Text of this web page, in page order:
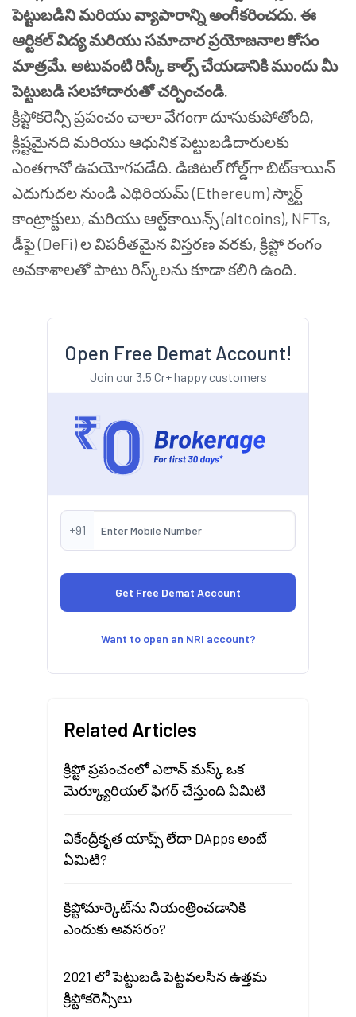
పెట్టుబడిని మరియు వ్యాపారాన్ని అంగీకరించదు. ఈ
ఆర్టికల్ విద్య మరియు సమాచార ప్రయోజనాల కోసం
మాత్రమే. అటువంటి రిస్కీ కాల్స్ చేయడానికి ముందు మీ
పెట్టుబడి సలహాదారుతో చర్చించండి.
క్రిప్టోకరెన్సీ ప్రపంచం చాలా వేగంగా దూసుకుపోతోంది,
క్లిష్టమైనది మరియు ఆధునిక పెట్టుబడిదారులకు
ఎంతగానో ఉపయోగపడేది. డిజిటల్ గోల్డ్‌గా బిట్‌కాయిన్
ఎదుగుదల నుండి ఎథిరియమ్ (Ethereum) స్మార్ట్
కాంట్రాక్టులు, మరియు ఆల్ట్‌కాయిన్స్ (altcoins), NFTs,
డీఫై (DeFi) ల విపరీతమైన విస్తరణ వరకు, క్రిప్టో రంగం
అవకాశాలతో పాటు రిస్క్‌లను కూడా కలిగి ఉంది.
Open Free Demat Account!
Join our 3.5 Cr+ happy customers
+91
Want to open an NRI account?
Related Articles
క్రిప్టో ప్రపంచంలో ఎలాన్ మస్క్ ఒక
మెర్క్యూరియల్ ఫిగర్ చేస్తుంది ఏమిటి
వికేంద్రీకృత యాప్స్ లేదా DApps అంటే
ఏమిటి?
క్రిప్టోమార్కెట్‌ను నియంత్రించడానికి
ఎందుకు అవసరం?
2021 లో పెట్టుబడి పెట్టవలసిన ఉత్తమ
క్రిప్టోకరెన్సీలు